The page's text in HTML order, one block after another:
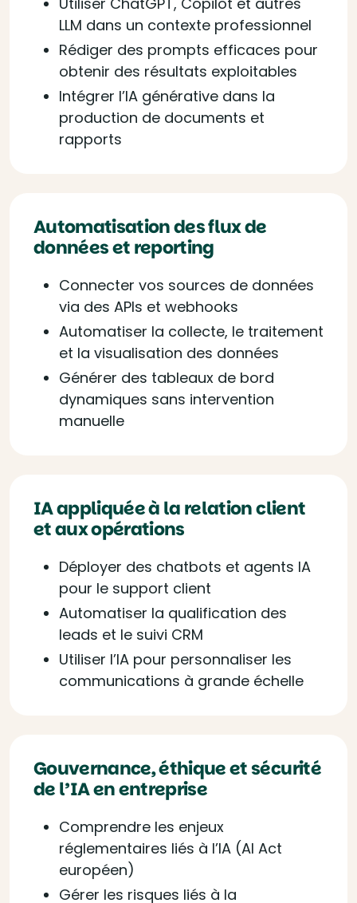
LLM dans un contexte professionnel
Rédiger des prompts efficaces pour
obtenir des résultats exploitables
Intégrer l’IA générative dans la
production de documents et
rapports
Automatisation des flux de
données et reporting
Connecter vos sources de données
via des APIs et webhooks
Automatiser la collecte, le traitement
et la visualisation des données
Générer des tableaux de bord
dynamiques sans intervention
manuelle
IA appliquée à la relation client
et aux opérations
Déployer des chatbots et agents IA
pour le support client
Automatiser la qualification des
leads et le suivi CRM
Utiliser l’IA pour personnaliser les
communications à grande échelle
Gouvernance, éthique et sécurité
de l’IA en entreprise
Comprendre les enjeux
réglementaires liés à l’IA (AI Act
européen)
Gérer les risques liés à la